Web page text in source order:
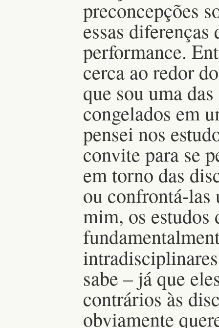
preconcepções
essas diferenças
performance.
cerca ao redor
que sou uma
congelados em
pensei nos
convite para se
em torno das
ou confrontá-las
mim, os estudos
sabe – já que
contrários às
obviamente